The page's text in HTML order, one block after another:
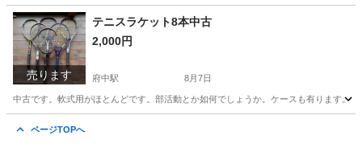
広島 府中市 府中駅 アルトラパン
売ります
テニスラケット8本中古
2,000円
府中駅 8月7日
中古です。軟式用がほとんどです。部活動とか如何でしょうか。ケースも有ります。
ページTOPへ